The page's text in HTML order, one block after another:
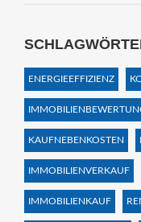
ENERGIEEFFIZIENZ
KAUFNEBENKOSTEN
IMMOBILIENVERKAUF
IMMOBILIENKAUF